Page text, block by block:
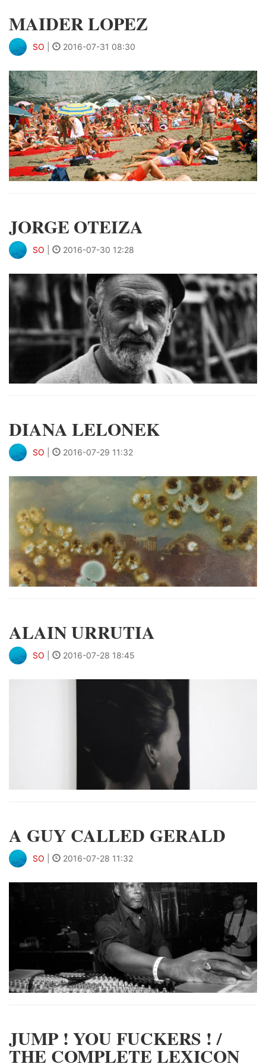
MAIDER LOPEZ
SO 2016-07-31 08:30
JORGE OTEIZA
SO 2016-07-30 12:28
DIANA LELONEK
SO 2016-07-29 11:32
ALAIN URRUTIA
SO 2016-07-28 18:45
A GUY CALLED GERALD
SO 2016-07-28 11:32
JUMP ! YOU FUCKERS ! /
THE COMPLETE LEXICON